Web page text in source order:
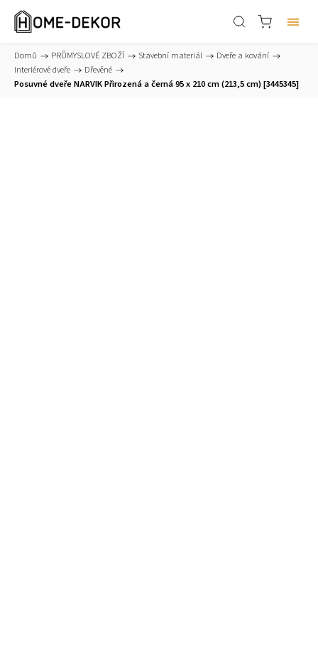
Domů / PRŮMYSLOVÉ ZBOŽÍ / Stavební materiál / Dveře a kování /
Interiérové dveře / Dřevěné /
Posuvné dveře NARVIK Přirozená a černá 95 x 210 cm (213,5 cm) [3445345]